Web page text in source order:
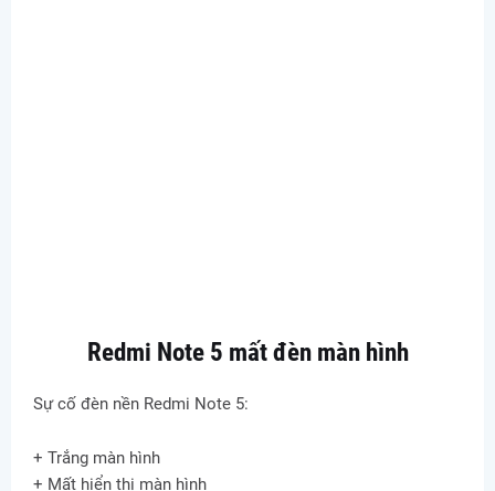
Redmi Note 5 mất đèn màn hình
Sự cố đèn nền Redmi Note 5:
+ Trắng màn hình
+ Mất hiển thị màn hình